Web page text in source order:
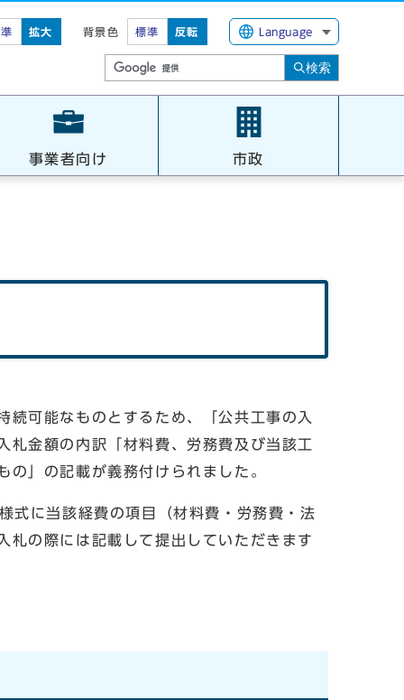
拡大 背景色 標準 反転 Language
検索
事業者向け 市政
可能なものとするため、「公共工事の入
札金額の内訳「材料費、労務費及び当該工
」の記載が義務付けられました。
に当該経費の項目（材料費・労務費・法
札の際には記載して提出していただきます